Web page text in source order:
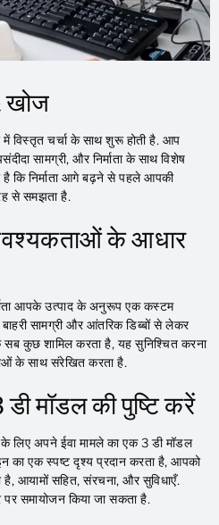
खोज
विस्तृत चर्चा के साथ शुरू होती है. आप
सामग्री, और निर्माता के साथ विशेष
कि निर्माता आगे बढ़ने से पहले आपकी
से समझता है.
के आधार
आपके उत्पाद के अनुरूप एक कस्टम
सामग्री और आंतरिक डिब्बों से लेकर
कुछ शामिल करता है, यह सुनिश्चित करना
के साथ संरेखित करता है.
मॉडल की पुष्टि करें
लिए अपने ईवा मामले का एक 3 डी मॉडल
का एक स्पष्ट दृश्य प्रदान करता है, आपको
आयामों सहित, संरचना, और सुविधाएँ.
समायोजन किया जा सकता है.